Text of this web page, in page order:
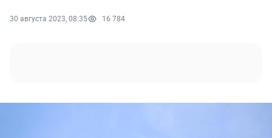
30 августа 2023, 08:35 16 784